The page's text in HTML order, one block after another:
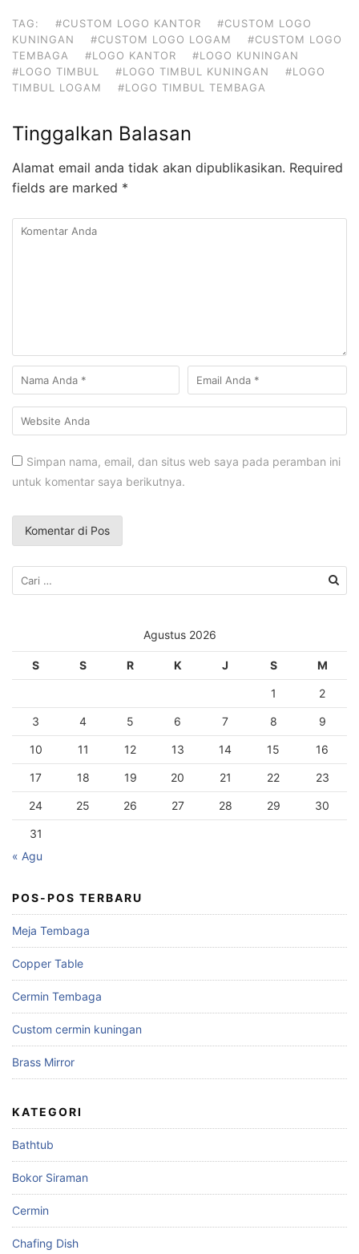
TAG: #CUSTOM LOGO KANTOR
#CUSTOM LOGO
KUNINGAN
#CUSTOM LOGO LOGAM
#CUSTOM LOGO
TEMBAGA
#LOGO KANTOR
#LOGO KUNINGAN
#LOGO TIMBUL
#LOGO TIMBUL KUNINGAN
#LOGO
TIMBUL LOGAM
#LOGO TIMBUL TEMBAGA
Tinggalkan Balasan
Alamat email anda tidak akan dipublikasikan. Required
fields are marked *
Simpan nama, email, dan situs web saya pada peramban ini
untuk komentar saya berikutnya.
Agustus 2026
S S R K J S M
1 2
3 4 5 6 7 8 9
10 11 12 13 14 15 16
17 18 19 20 21 22 23
24 25 26 27 28 29 30
31
« Agu
POS-POS TERBARU
Meja Tembaga
Copper Table
Cermin Tembaga
Custom cermin kuningan
Brass Mirror
KATEGORI
Bathtub
Bokor Siraman
Cermin
Chafing Dish